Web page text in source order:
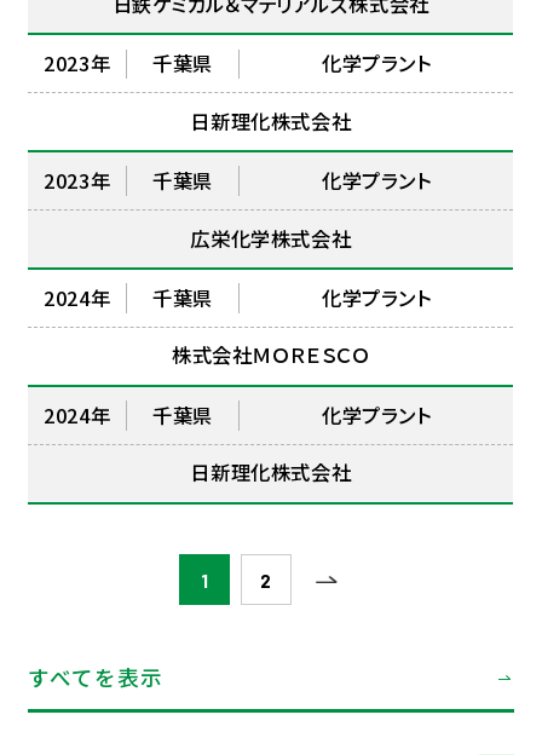
2023年 千葉県
化学プラント
日新理化株式会社
2023年 千葉県
化学プラント
広栄化学株式会社
2024年 千葉県
化学プラント
株式会社ＭＯＲＥＳＣＯ
2024年 千葉県
化学プラント
日新理化株式会社
1 2
すべてを表示